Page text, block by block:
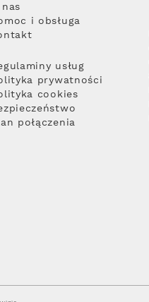
i obsługa
usług
prywatności
cookies
połączenia